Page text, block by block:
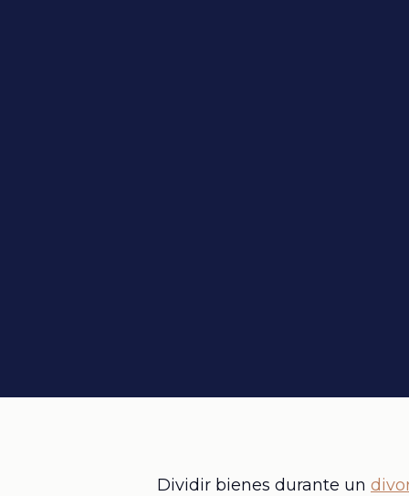
Dividir bienes durante un